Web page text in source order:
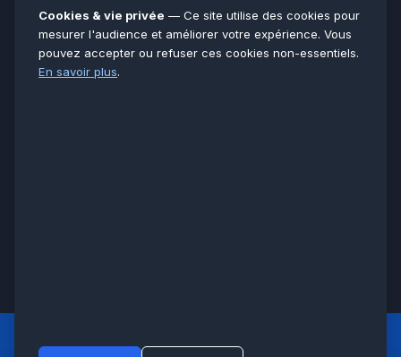
Essonne
Seine-et-Marne
Voir toutes les villes →
LCM
Cookies & vie privée — Ce site utilise des cookies pour
mesurer l'audience et améliorer votre expérience. Vous
pouvez accepter ou refuser ces cookies non-essentiels.
En savoir plus.